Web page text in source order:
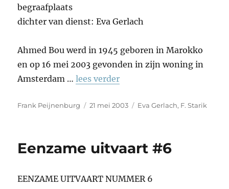
begraafplaats
dichter van dienst: Eva Gerlach
Ahmed Bou werd in 1945 geboren in Marokko
en op 16 mei 2003 gevonden in zijn woning in
Amsterdam …lees verder
Auteur
Frank Peijnenburg
Geplaatst
21 mei 2003 Tags
Eva Gerlach, F. Starik
Eenzame uitvaart #6
EENZAME UITVAART NUMMER 6